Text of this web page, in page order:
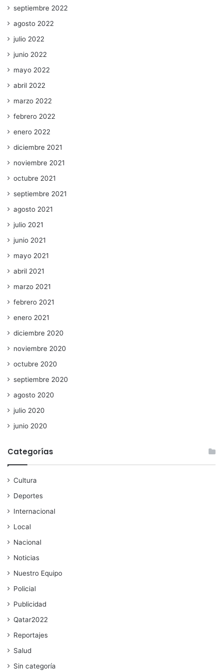
septiembre 2022
agosto 2022
julio 2022
junio 2022
mayo 2022
abril 2022
marzo 2022
febrero 2022
enero 2022
diciembre 2021
noviembre 2021
octubre 2021
septiembre 2021
agosto 2021
julio 2021
junio 2021
mayo 2021
abril 2021
marzo 2021
febrero 2021
enero 2021
diciembre 2020
noviembre 2020
octubre 2020
septiembre 2020
agosto 2020
julio 2020
junio 2020
Categorías
Cultura
Deportes
Internacional
Local
Nacional
Noticias
Nuestro Equipo
Policial
Publicidad
Qatar2022
Reportajes
Salud
Sin categoría